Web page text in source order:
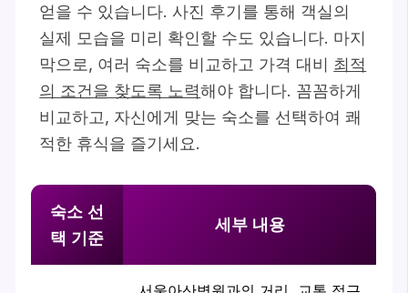
얻을 수 있습니다. 사진 후기를 통해 객실의
실제 모습을 미리 확인할 수도 있습니다. 마지
막으로, 여러 숙소를 비교하고 가격 대비 최적
의 조건을 찾도록 노력해야 합니다. 꼼꼼하게
비교하고, 자신에게 맞는 숙소를 선택하여 쾌
적한 휴식을 즐기세요.
숙소 선
택 기준
세부 내용